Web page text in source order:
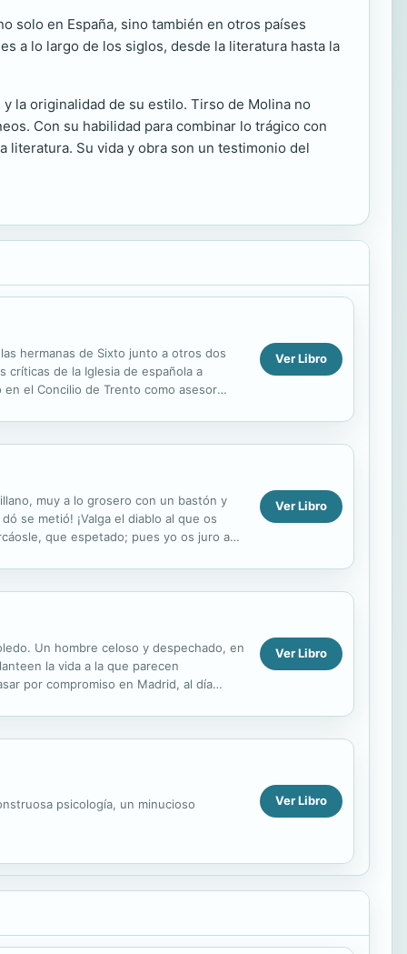
solo en España, sino también en otros países
a lo largo de los siglos, desde la literatura hasta la
la originalidad de su estilo. Tirso de Molina no
Con su habilidad para combinar lo trágico con
literatura. Su vida y obra son un testimonio del
hermanas de Sixto junto a otros dos
críticas de la Iglesia de española a
el Concilio de Trento como asesor
Ver Libro
muy a lo grosero con un bastón y
se metió! ¡Valga el diablo al que os
que espetado; pues yo os juro a
Ver Libro
Un hombre celoso y despechado, en
la vida a la que parecen
por compromiso en Madrid, al día
Ver Libro
psicología, un minucioso Ver Libro